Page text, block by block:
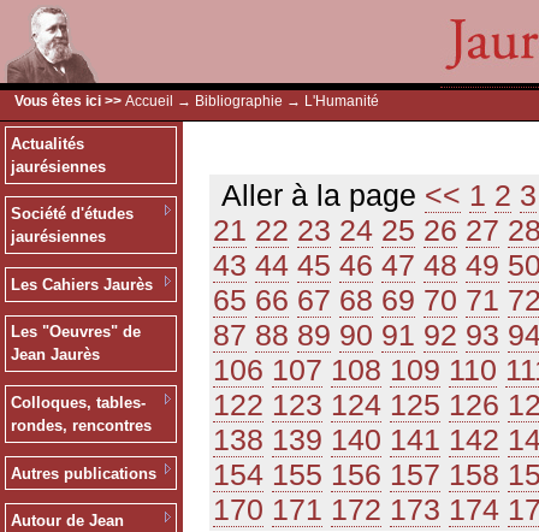
Vous êtes ici >> Accueil → Bibliographie → L'Humanité
Actualités
jaurésiennes
Société d'études
jaurésiennes
Les Cahiers Jaurès
Les "Oeuvres" de
Jean Jaurès
Colloques, tables-
rondes, rencontres
Autres publications
Autour de Jean
Aller à la page << 1 2 3
21 22 23 24 25 26 27
43 44 45 46 47 48 49
65 66 67 68 69 70 71
87 88 89 90 91 92 93
106 107 108 109 110
122 123 124 125 126
138 139 140 141 142
154 155 156 157 158
170 171 172 173 174